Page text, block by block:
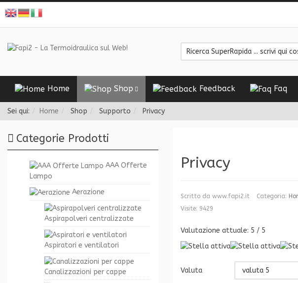
Home Shop Feedback Faq
Sei qui: Home Shop Supporto Privacy
Privacy
Scritto da www.fapi2.it Categoria:
Visite: 9429
Valutazione attuale: 5 / 5
Valuta
Categorie Prodotti
AAA Offerte
Lampo
Aerazione
Aspirapolveri centralizzate
Aspiratori e ventilatori
Canalizzazioni per cappe